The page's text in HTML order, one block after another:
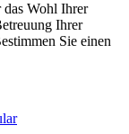
das Wohl Ihrer
Ihrer
Sie einen